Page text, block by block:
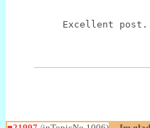
Excellent